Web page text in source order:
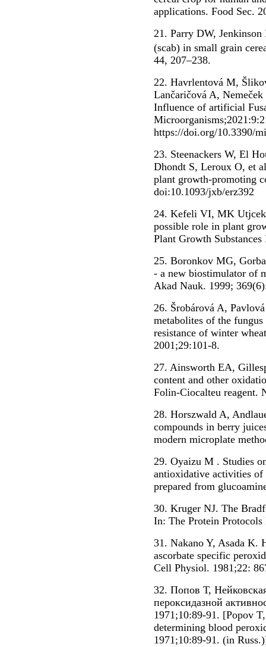
applications. Food Sec.
21. Parry DW,
(scab) in small grain
44, 207–238.
22. Havrlentová M,
Lančaričová A,
Influence of artificial
https://doi.org/10.3390/
23. Steenackers W, El
Dhondt S, Leroux O, et
plant growth-promoting
doi:10.1093/jxb/erz392
24. Kefeli VI, MK
possible role in plant
Plant Growth
25. Boronkov MG,
- a new biostimulator of
Akad Nauk. 1999;
26. Šrobárová A,
metabolites of the
resistance of winter
2001;29:101-8.
27. Ainsworth EA,
content and other
Folin-Ciocalteu reagent.
28. Horszwald A,
compounds in berry
modern microplate
29. Oyaizu M . Studies
antioxidative activities
prepared from
30. Kruger NJ. The
In: The Protein
31. Nakano Y, Asada K.
ascorbate specific
Cell Physiol. 1981;22:
32. Попов Т,
пероксидазной
1971;10:89-91. [Popov
determining blood
1971;10:89-91. (in